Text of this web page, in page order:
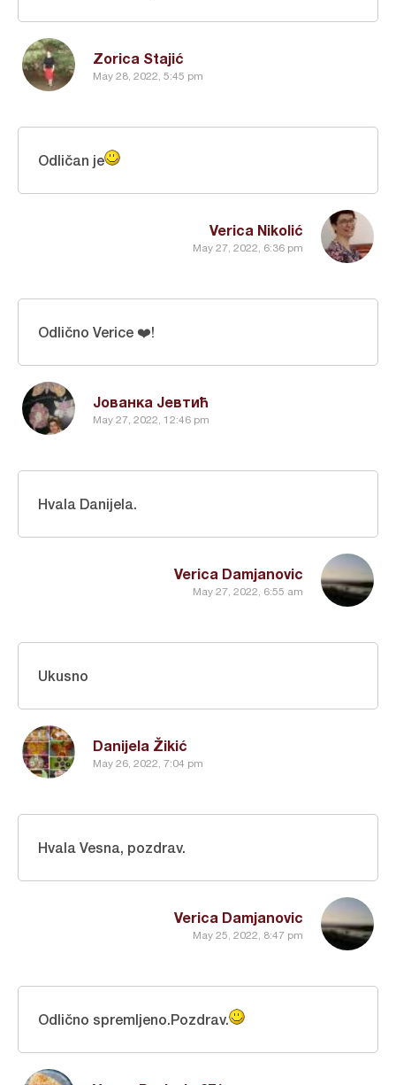
Zorica Stajić
May 28, 2022, 5:45 pm
Verica Nikolić
May 27, 2022, 6:36 pm
Odličan je
Јованка Јевтић
May 27, 2022, 12:46 pm
Odlično Verice ❤️!
Verica Damjanovic
May 27, 2022, 6:55 am
Hvala Danijela.
Danijela Žikić
May 26, 2022, 7:04 pm
Ukusno
Verica Damjanovic
May 25, 2022, 8:47 pm
Hvala Vesna, pozdrav.
Odlično spremljeno.Pozdrav.